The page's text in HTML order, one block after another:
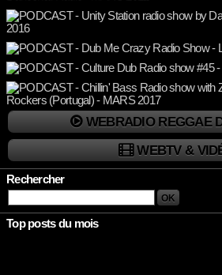
WEBRADIO REGGAE
WEBTV &
Rechercher
Top posts du mois